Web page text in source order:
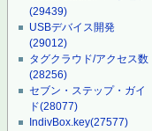
(29439)
USBデバイス開発
(29012)
タグクラウド/アクセス数
(28256)
セブン・ステップ・ガイ
ド(28077)
IndivBox.key(27577)